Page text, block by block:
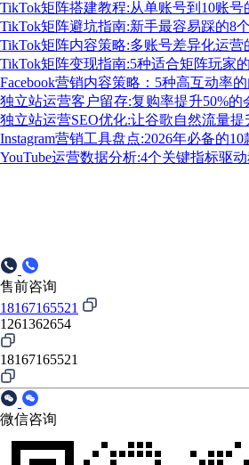
TikTok矩阵搭建教程:从单账号到10账号
TikTok矩阵避坑指南:新手最容易踩的8
TikTok矩阵内容策略:多账号差异化运营
TikTok矩阵变现指南:5种适合矩阵玩家
Facebook营销内容策略：5种高互动率
独立站运营客户留存:复购率提升50%的
独立站运营SEO优化:让谷歌自然流量
Instagram营销工具盘点:2026年必备的
YouTube运营数据分析:4个关键指标驱
售前咨询
18167165521
1261362654
18167165521
微信咨询